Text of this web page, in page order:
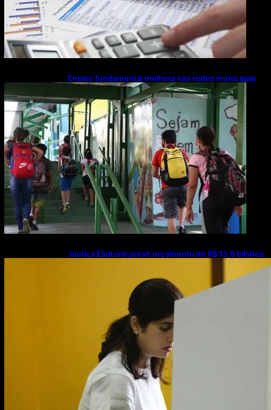
Ensino fundamental melhora nas redes municipais
Justiça Eleitoral prevê orçamento de R$ 13,9 bilhões